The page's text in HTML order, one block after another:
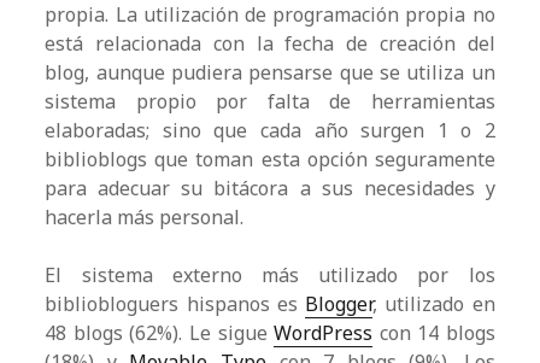
propia. La utilización de programación propia no
está relacionada con la fecha de creación del
blog, aunque pudiera pensarse que se utiliza un
sistema propio por falta de herramientas
elaboradas; sino que cada año surgen 1 o 2
biblioblogs que toman esta opción seguramente
para adecuar su bitácora a sus necesidades y
hacerla más personal.
El sistema externo más utilizado por los
bibliobloguers hispanos es Blogger, utilizado en
48 blogs (62%). Le sigueWordPress con 14 blogs